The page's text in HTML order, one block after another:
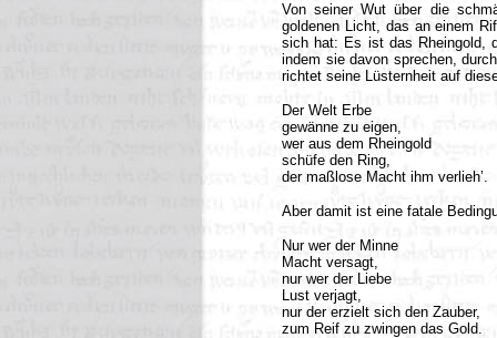
Von seiner Wut über die
goldenen Licht, das an einem
sich hat: Es ist das Rheingold,
indem sie davon sprechen,
richtet seine Lüsternheit auf
Der Welt Erbe
gewänne zu eigen,
wer aus dem Rheingold
schüfe den Ring,
der maßlose Macht ihm verlieh’.
Aber damit ist eine fatale
Nur wer der Minne
Macht versagt,
nur wer der Liebe
Lust verjagt,
nur der erzielt sich den Zauber,
zum Reif zu zwingen das Gold.